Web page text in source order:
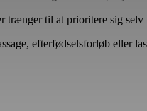
til at prioritere sig
efterfødselsforløb eller